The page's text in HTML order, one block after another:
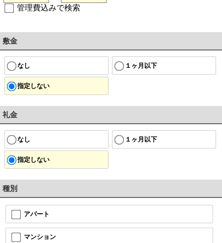
管理費込みで検索
敷金
なし １ヶ月以下
指定しない
礼金
なし １ヶ月以下
指定しない
種別
アパート
マンション